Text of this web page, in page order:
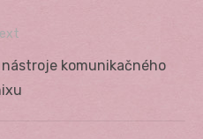
komunikačného